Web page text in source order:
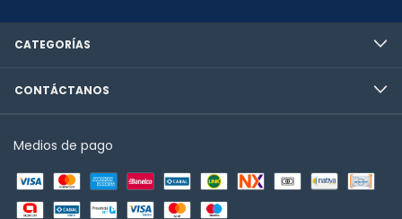
CATEGORÍAS
CONTÁCTANOS
Medios de pago